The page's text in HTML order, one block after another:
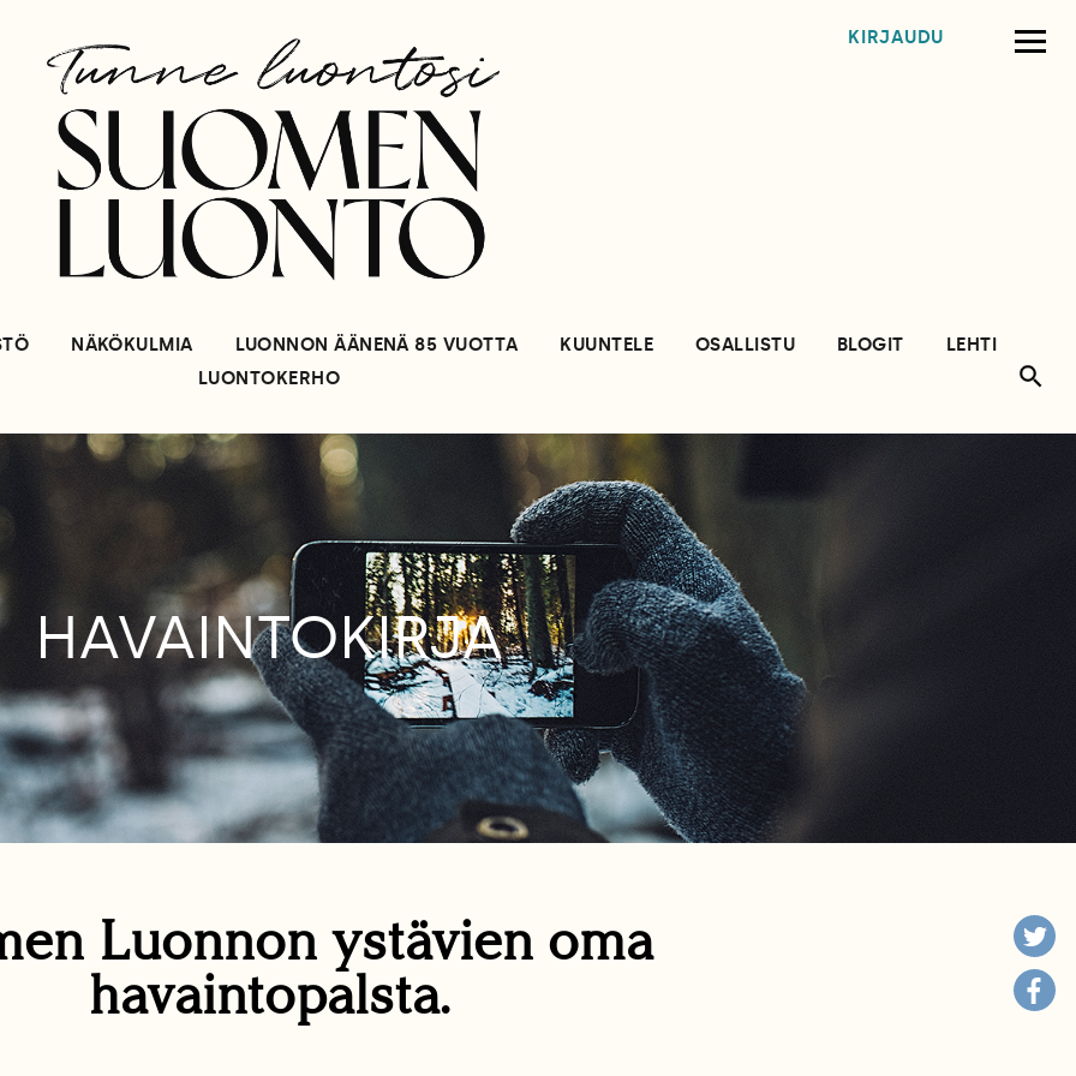
KIRJAUDU
NÄKÖKULMIA LUONNON ÄÄNENÄ 85 VUOTTA KUUNTELE OSALLISTU BLOGIT
LEHTI
LUONTOKERHO
HAVAINTOKIRJA
Luonnon ystävien oma
havaintopalsta.